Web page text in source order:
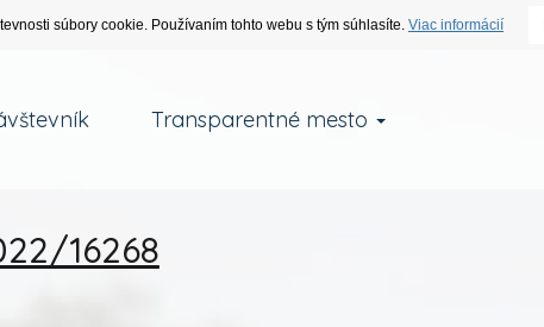
súbory cookie. Používaním tohto webu s tým súhlasíte. Viac informácií
Transparentné mesto
16268